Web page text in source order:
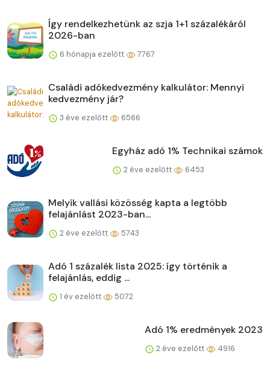
Így rendelkezhetünk az szja 1+1 százalékáról
2026-ban
6 hónapja ezelőtt 7767
Családi adókedvezmény kalkulátor: Mennyi
kedvezmény jár?
3 éve ezelőtt 6566
Egyház adó 1% Technikai számok
2 éve ezelőtt 6453
Melyik vallási közösség kapta a legtöbb
felajánlást 2023-ban...
2 éve ezelőtt 5743
Adó 1 százalék lista 2025: így történik a
felajánlás, eddig ...
1 év ezelőtt 5072
Adó 1% eredmények 2023
2 éve ezelőtt 4916